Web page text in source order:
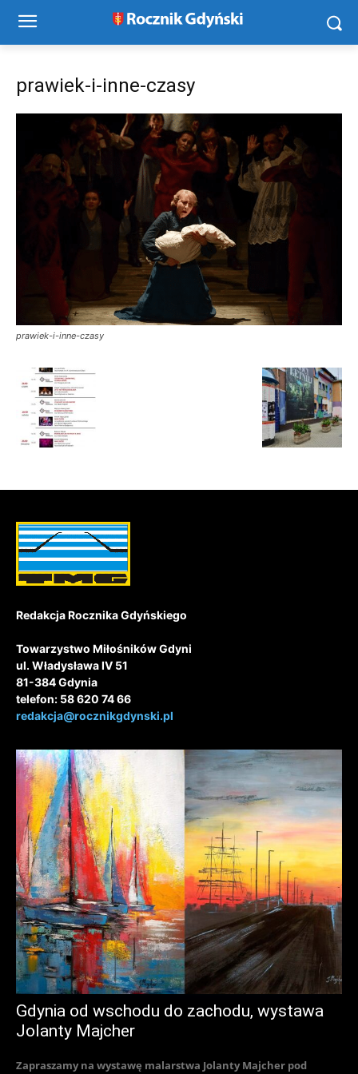
prawiek-i-inne-czasy
prawiek-i-inne-czasy
Redakcja Rocznika Gdyńskiego
Towarzystwo Miłośników Gdyni
ul. Władysława IV 51
81-384 Gdynia
telefon: 58 620 74 66
redakcja@rocznikgdynski.pl
Gdynia od wschodu do zachodu, wystawa
Jolanty Majcher
Zapraszamy na wystawę malarstwa Jolanty Majcher pod